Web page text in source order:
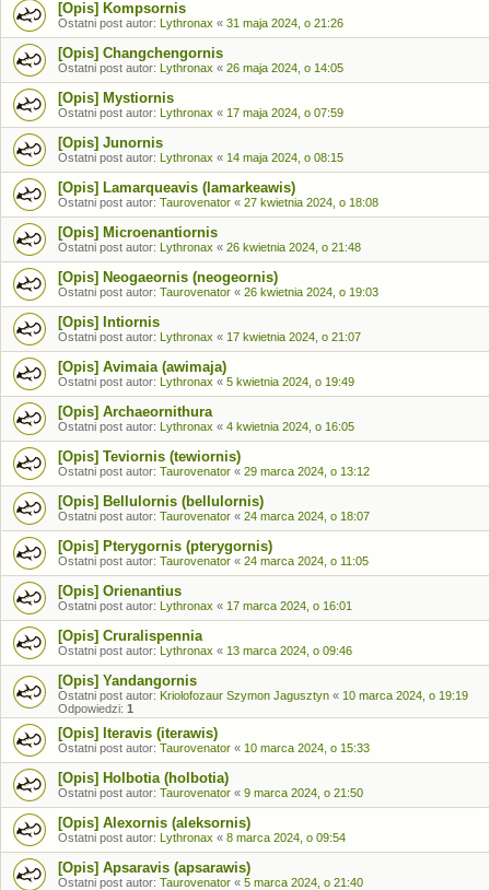
[Opis] Kompsornis
Ostatni post autor: Lythronax « 31 maja 2024, o 21:26
[Opis] Changchengornis
Ostatni post autor: Lythronax « 26 maja 2024, o 14:05
[Opis] Mystiornis
Ostatni post autor: Lythronax « 17 maja 2024, o 07:59
[Opis] Junornis
Ostatni post autor: Lythronax « 14 maja 2024, o 08:15
[Opis] Lamarqueavis (lamarkeawis)
Ostatni post autor: Taurovenator « 27 kwietnia 2024, o 18:08
[Opis] Microenantiornis
Ostatni post autor: Lythronax « 26 kwietnia 2024, o 21:48
[Opis] Neogaeornis (neogeornis)
Ostatni post autor: Taurovenator « 26 kwietnia 2024, o 19:03
[Opis] Intiornis
Ostatni post autor: Lythronax « 17 kwietnia 2024, o 21:07
[Opis] Avimaia (awimaja)
Ostatni post autor: Lythronax « 5 kwietnia 2024, o 19:49
[Opis] Archaeornithura
Ostatni post autor: Lythronax « 4 kwietnia 2024, o 16:05
[Opis] Teviornis (tewiornis)
Ostatni post autor: Taurovenator « 29 marca 2024, o 13:12
[Opis] Bellulornis (bellulornis)
Ostatni post autor: Taurovenator « 24 marca 2024, o 18:07
[Opis] Pterygornis (pterygornis)
Ostatni post autor: Taurovenator « 24 marca 2024, o 11:05
[Opis] Orienantius
Ostatni post autor: Lythronax « 17 marca 2024, o 16:01
[Opis] Cruralispennia
Ostatni post autor: Lythronax « 13 marca 2024, o 09:46
[Opis] Yandangornis
Ostatni post autor: Kriolofozaur Szymon Jagusztyn « 10 marca 2024, o 19:19
Odpowiedzi: 1
[Opis] Iteravis (iterawis)
Ostatni post autor: Taurovenator « 10 marca 2024, o 15:33
[Opis] Holbotia (holbotia)
Ostatni post autor: Taurovenator « 9 marca 2024, o 21:50
[Opis] Alexornis (aleksornis)
Ostatni post autor: Lythronax « 8 marca 2024, o 09:54
[Opis] Apsaravis (apsarawis)
Ostatni post autor: Taurovenator « 5 marca 2024, o 21:40